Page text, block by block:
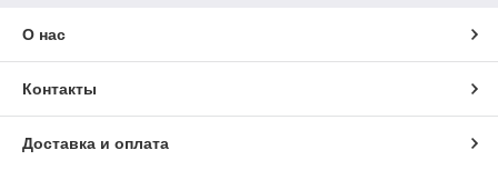
О нас
Контакты
Доставка и оплата